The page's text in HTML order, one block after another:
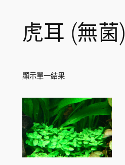
虎耳 (無菌)
顯示單一結果